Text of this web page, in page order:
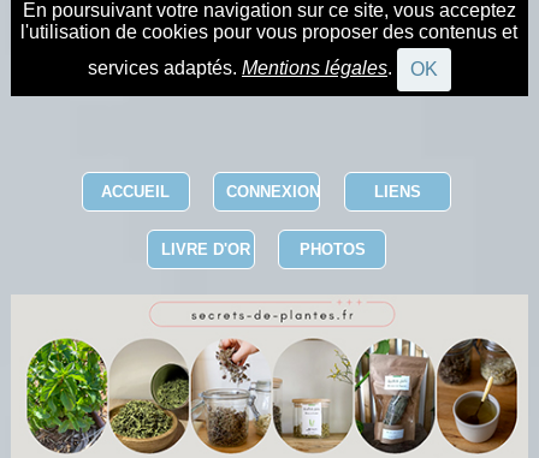
En poursuivant votre navigation sur ce site, vous acceptez
l'utilisation de cookies pour vous proposer des contenus et
services adaptés. Mentions légales. OK
ACCUEIL CONNEXION LIENS
LIVRE D'OR PHOTOS